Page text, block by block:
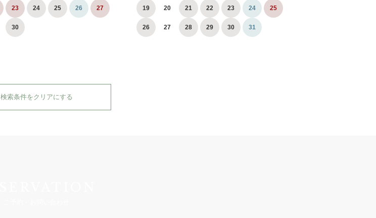
23 24 25 26 27
30
19 20 21 22 23 24 25
26 27 28 29 30 31
検索条件をクリアにする